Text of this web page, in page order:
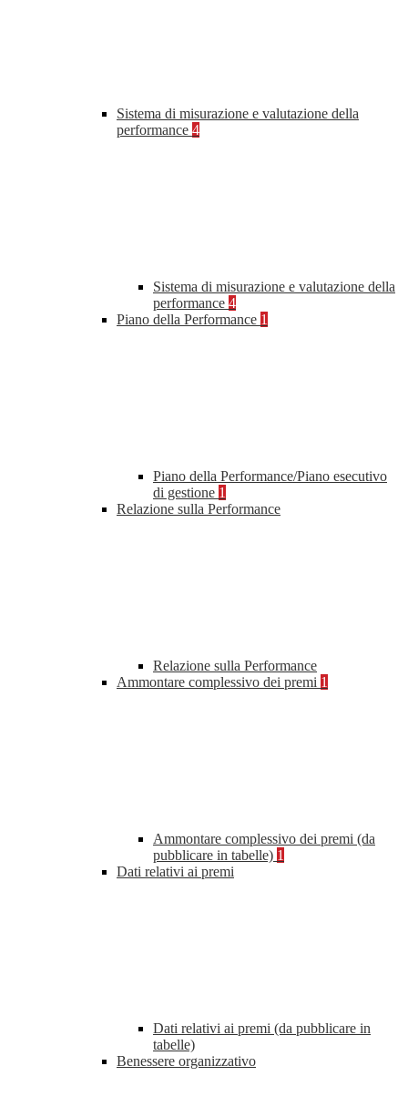
Sistema di misurazione e valutazione della
performance 4
Sistema di misurazione e valutazione della
performance 4
Piano della Performance 1
Piano della Performance/Piano esecutivo
di gestione 1
Relazione sulla Performance
Relazione sulla Performance
Ammontare complessivo dei premi 1
Ammontare complessivo dei premi (da
pubblicare in tabelle) 1
Dati relativi ai premi
Dati relativi ai premi (da pubblicare in
tabelle)
Benessere organizzativo